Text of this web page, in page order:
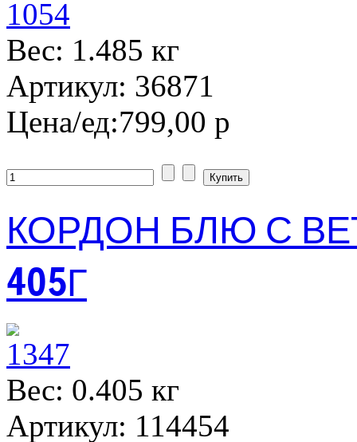
Вес: 1.485 кг
Артикул: 36871
Цена/ед:799,00 р
КОРДОН БЛЮ С
405Г
Вес: 0.405 кг
Артикул: 114454